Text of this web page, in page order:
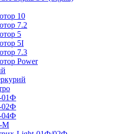
10
7.2
5
5I
7.3
Power
01Ф
02Ф
04Ф
М